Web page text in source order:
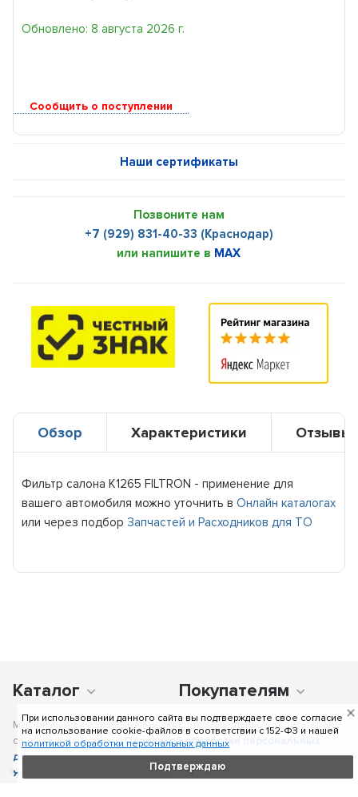
При использовании данного сайта вы подтверждаете свое согласие
на использование cookie-файлов в соответствии c 152-ФЗ и нашей
политикой обработки персональных данных
Подтверждаю
Обновлено: 8 августа 2026 г.
Сообщить о поступлении
Наши сертификаты
Позвоните нам
+7 (929) 831-40-33 (Краснодар)
или напишите в MAX
Обзор Характеристики Отзывы
Фильтр салона K1265 FILTRON - применение для
вашего автомобиля можно уточнить вОнлайн каталогах
или через подбор Запчастей и Расходников для ТО
Каталог Покупателям
Мы получаем и обрабатываем персональные данные посетителей
сайта в соответствии с Политикой обработки персональных
данных, в том числе с использованием сервиса аналитики
Яндекс.Метрика
. Отправка персональных данных с помощью